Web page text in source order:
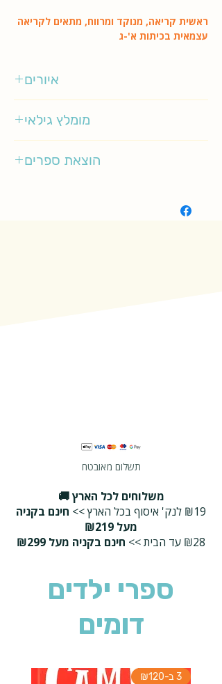
ראשית קריאה, מנוקד ומרווח, מתאים לקריאה
עצמאית בכיתות א'-ג
איורים
מומלץ גילאי
הוצאת ספרים
תשלום מאובטח
משלוחים לכל הארץ 🚚
₪19 לנק' איסוף בכל הארץ >>
חינם בקניה
מעל ₪219
₪28 עד הבית >>
חינם בקניה מעל ₪299
ספרי ילדים
דומים
3 ב-₪120